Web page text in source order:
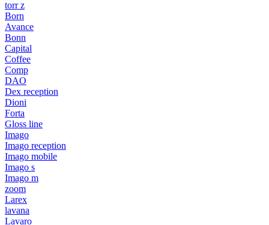
torr z
Born
Avance
Bonn
Capital
Coffee
Comp
DAO
Dex reception
Dioni
Forta
Gloss line
Imago
Imago reception
Imago mobile
Imago s
Imago m
zoom
Larex
lavana
Lavaro